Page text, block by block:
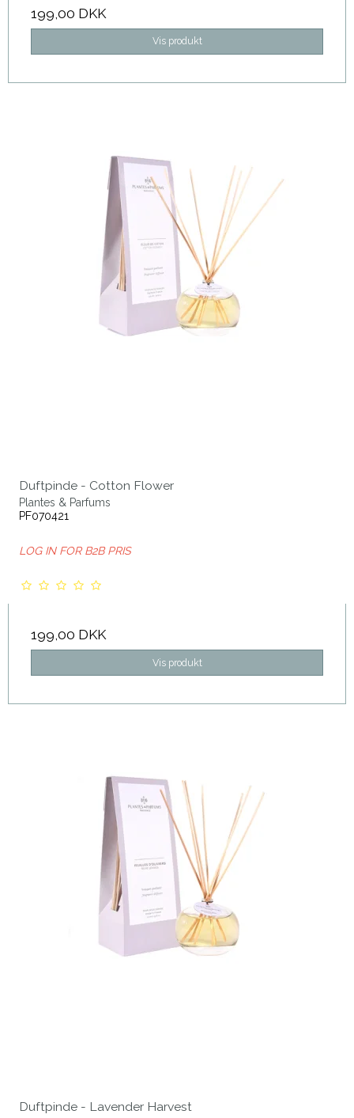
199,00 DKK
Vis produkt
Duftpinde - Cotton Flower
Plantes & Parfums
PF070421
LOG IN FOR B2B PRIS
199,00 DKK
Vis produkt
Duftpinde - Lavender Harvest